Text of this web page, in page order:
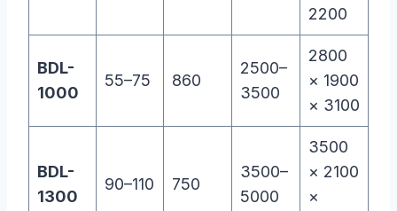
2200
BDL-
1000
55–75 860
2500–
3500
2800
× 1900
× 3100
BDL-
1300
90–110 750
3500–
5000
3500
× 2100
×